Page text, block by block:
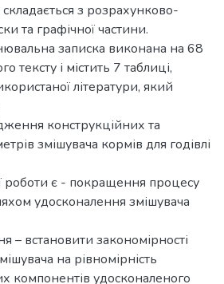
з розрахунково-
та графічної частини.
записка виконана на 68
тексту і містить 7 таблиці,
літератури, який
конструкційних та
змішувача кормів для годівлі
роботи є - покращення процесу
удосконалення змішувача
– встановити закономірності
на рівномірність
компонентів удосконаленого